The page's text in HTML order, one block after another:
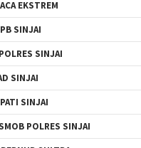
EKSTREM
SINJAI
SINJAI
SINJAI
SINJAI
POLRES SINJAI